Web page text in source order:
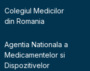
Colegiul Medicilor
din Romania
Agentia Nationala a
Medicamentelor si
Dispozitivelor